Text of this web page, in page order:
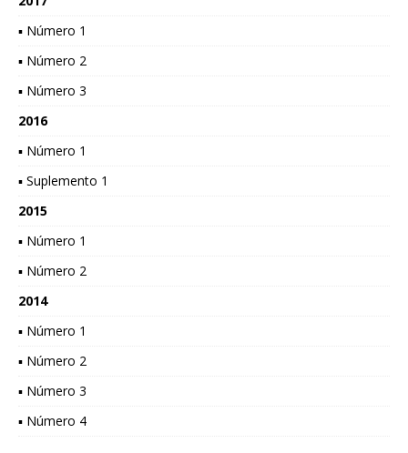
▪ Número 1
▪ Número 2
▪ Número 3
2016
▪ Número 1
▪ Suplemento 1
2015
▪ Número 1
▪ Número 2
2014
▪ Número 1
▪ Número 2
▪ Número 3
▪ Número 4